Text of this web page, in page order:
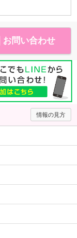
お問い合わせ
情報の見方